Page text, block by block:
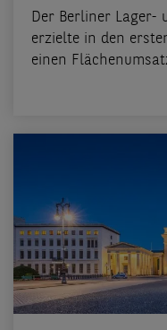
Der Berliner Lager-
erzielte in den
einen